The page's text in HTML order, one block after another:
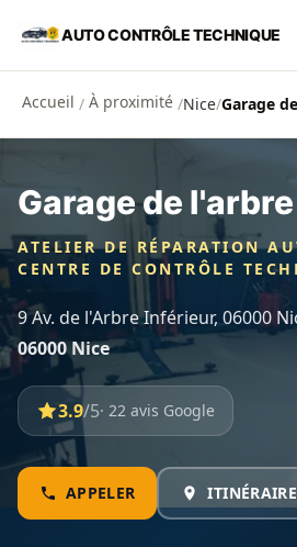
Aller au contenu principal
AUTO CONTRÔLE TECHNIQUE
Accueil / À proximité /Nice/Garage
Garage de
ATELIER DE RÉPARATION
CENTRE DE CONTRÔLE
9 Av. de l'Arbre Inférieur, 06000
06000 Nice
3.9/5· 22 avis Google
APPELER ITINÉRAIRE